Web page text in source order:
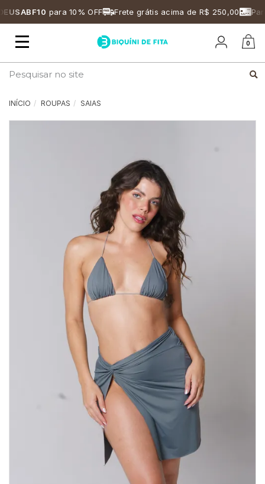
para 10% OFF Frete grátis acima de R$ 250,00
Mudar
0
INÍCIO ROUPAS SAIAS